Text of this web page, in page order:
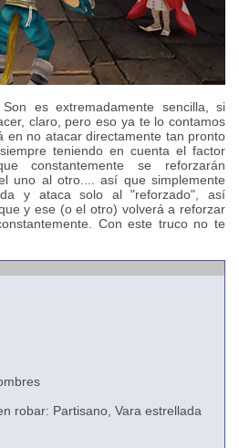
es extremadamente sencilla, si
claro, pero eso ya te lo contamos
en no atacar directamente tan pronto
teniendo en cuenta el factor
constantemente se reforzarán
uno al otro.... así que simplemente
y ataca solo al "reforzado", así
y ese (o el otro) volverá a reforzar
Con este truco no te
robar: Partisano, Vara estrellada